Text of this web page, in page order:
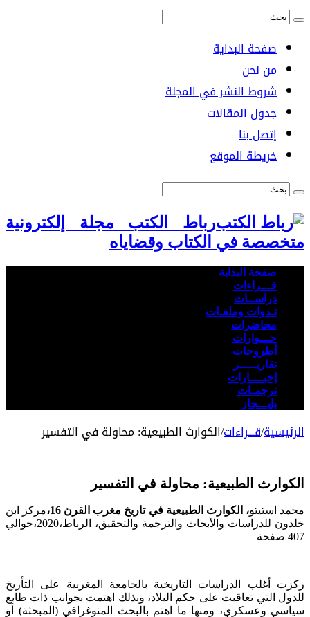
صفحة البداية
من نحن
شروط النشر في المجلة
جدول المقالات
إتصل بنا
خريطة الموقع
رباط الكتب مجلة إلكترونية
متخصصة في الكتاب وقضاياه
صفحة البداية
قـــراءات
دراســات
نـدوات وملفـات
محاضرات
حـــوارات
أطروحات
تقاريـــــر
إخبــــارات
ترجمـات
بإيـــجاز
الرئيسية/قـــراءات/الكوارث الطبيعية: محاولة في التفسير
الكوارث الطبيعية: محاولة في التفسير
محمد استيتو، الكوارث الطبيعية في تاريخ مغرب القرن 16،
مركز ابن
خلدون للدراسات والأبحاث والترجمة والتحقيق، الرباط،2020،حوالي
407 صفحة
ركزت أغلب الدراسات التاريخية بالجامعة المغربية على التأريخ
للدول التي تعاقبت على حكم البلاد، وبذلك اهتمت بجوانب ذات طابع
سياسي وعسكري، ومنها ما اهتم بالبحث المنوغرافي (المبحثة) أو